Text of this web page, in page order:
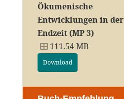
Ökumenische
Entwicklungen in der
Endzeit (MP 3)
111.54 MB -
Download